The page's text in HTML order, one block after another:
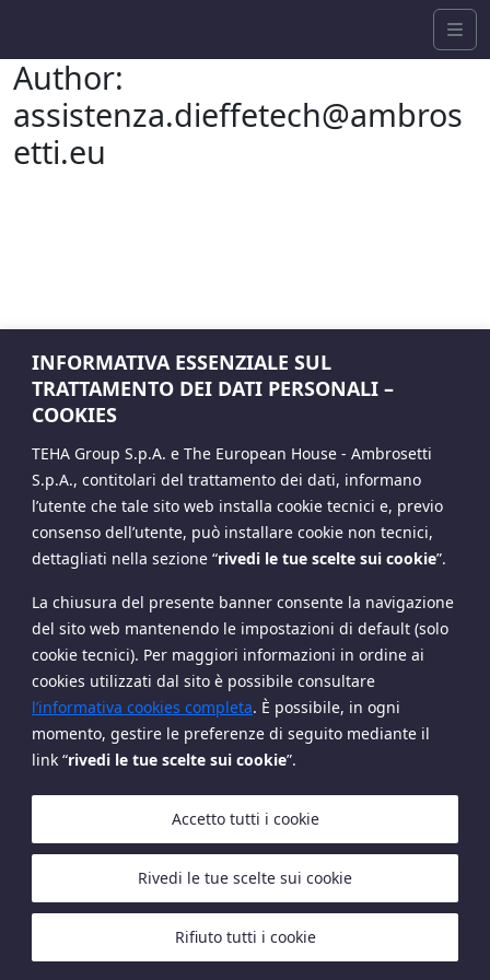
INFORMATIVA ESSENZIALE SUL
TRATTAMENTO DEI DATI PERSONALI –
COOKIES
TEHA Group S.p.A. e The European House - Ambrosetti
S.p.A., contitolari del trattamento dei dati, informano
l’utente che tale sito web installa cookie tecnici e, previo
consenso dell’utente, può installare cookie non tecnici,
dettagliati nella sezione “rivedi le tue scelte sui cookie”.
La chiusura del presente banner consente la navigazione
del sito web mantenendo le impostazioni di default (solo
cookie tecnici). Per maggiori informazioni in ordine ai
cookies utilizzati dal sito è possibile consultare
l’informativa cookies completa. È possibile, in ogni
momento, gestire le preferenze di seguito mediante il
link “rivedi le tue scelte sui cookie”.
Rivedi le tue scelte sui cookie
Rifiuto tutti i cookie
Accetto tutti i cookie
Author:
assistenza.dieffetech@ambros
etti.eu
Copyright The European House - Ambrosetti - Ottobre
Cookies Privacy Policy